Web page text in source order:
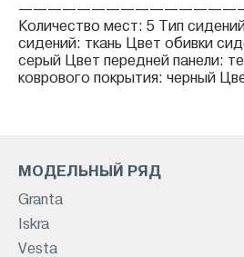
Количество мест: 5 Тип
сидений: ткань Цвет обивки
серый Цвет передней панели:
коврового покрытия: черный
МОДЕЛЬНЫЙ РЯД
Granta
Iskra
Vesta